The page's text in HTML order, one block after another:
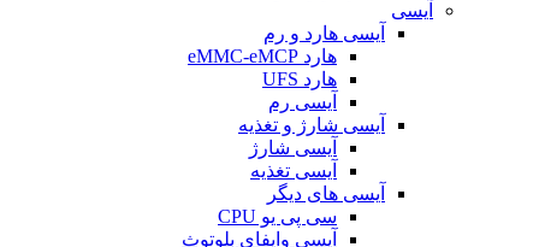
آیسی
آیسی هارد و رم
هارد eMMC-eMCP
هارد UFS
آیسی رم
آیسی شارژ و تغذیه
آیسی شارژ
آیسی تغذیه
آیسی های دیگر
سی پی یو CPU
آیسی وایفای بلوتوث